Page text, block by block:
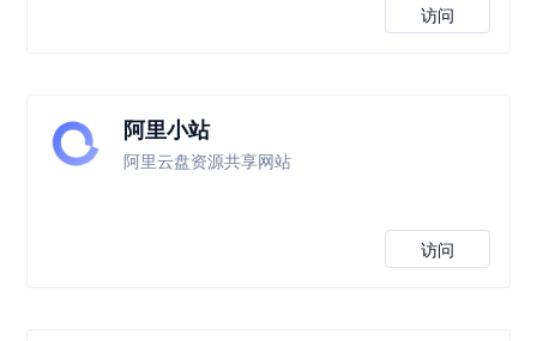
访问
阿里小站
阿里云盘资源共享网站
访问